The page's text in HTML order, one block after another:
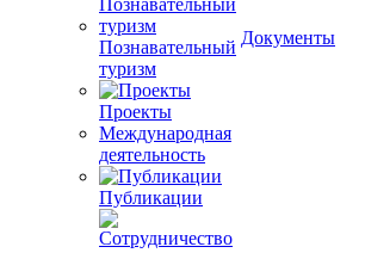
Познавательный
туризм
Проекты
Международная
деятельность
Публикации
Документы